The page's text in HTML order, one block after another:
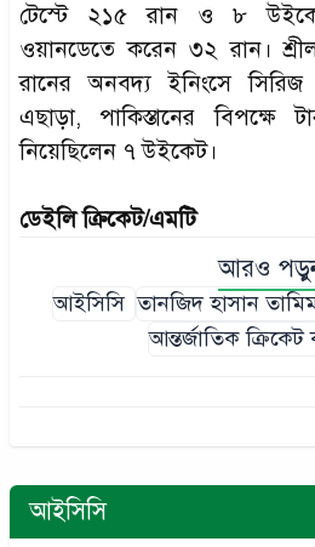
টেস্টে ২১৫ রান ও ৮
ওয়ানডেতে করেন ৩২ রান।
রানের অনবদ্য ইনিংসে
এছাড়া, পাকিস্তানের বিপক্ষে
নিয়েছিলেন ৭ উইকেট।
ডেইলি ক্রিকেট/এমটি
আরও
আইসিসি তানজিদ হাসান
আন্তর্জাতিক ক্রিকেট
আইসিসি